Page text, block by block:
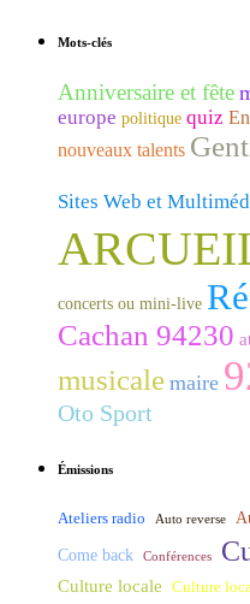
Mots-clés
Anniversaire et fête
europe politique quiz
nouveaux talents
Sites Web et
concerts ou mini-live
Cachan 94230
musicale maire
Oto Sport
Émissions
Ateliers radio Auto reverse
Come back Conférences
Culture locale Culture